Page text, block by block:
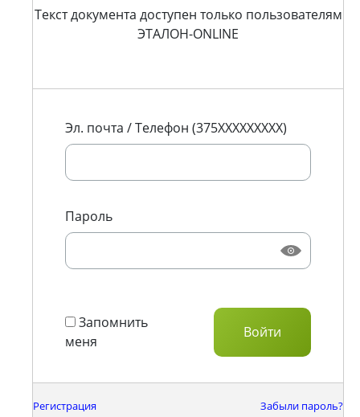
Текст документа доступен только пользователям
ЭТАЛОН-ONLINE
Эл. почта / Телефон (375XXXXXXXXX)
Пароль
Запомнить
меня
Регистрация Забыли пароль?